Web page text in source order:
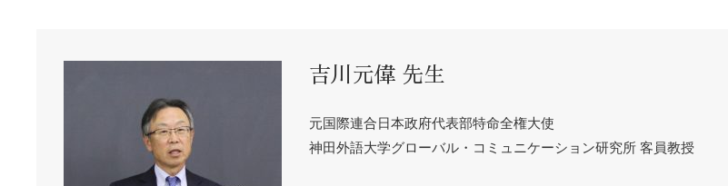
吉川元偉 先生
元国際連合日本政府代表部特命全権大使
神田外語大学グローバル・コミュニケーション研究所 客員教授